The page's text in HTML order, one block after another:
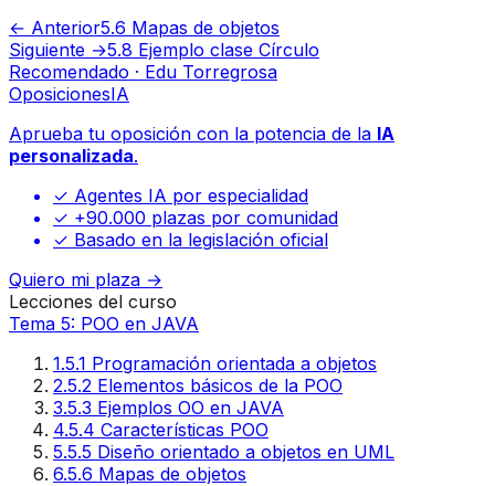
← Anterior5.6 Mapas de objetos
Siguiente →5.8 Ejemplo clase Círculo
Recomendado · Edu Torregrosa
OposicionesIA
Aprueba tu oposición con la potencia de la IA
personalizada.
✓ Agentes IA por especialidad
✓ +90.000 plazas por comunidad
✓ Basado en la legislación oficial
Quiero mi plaza →
Lecciones del curso
Tema 5: POO en JAVA
1.5.1 Programación orientada a objetos
2.5.2 Elementos básicos de la POO
3.5.3 Ejemplos OO en JAVA
4.5.4 Características POO
5.5.5 Diseño orientado a objetos en UML
6.5.6 Mapas de objetos